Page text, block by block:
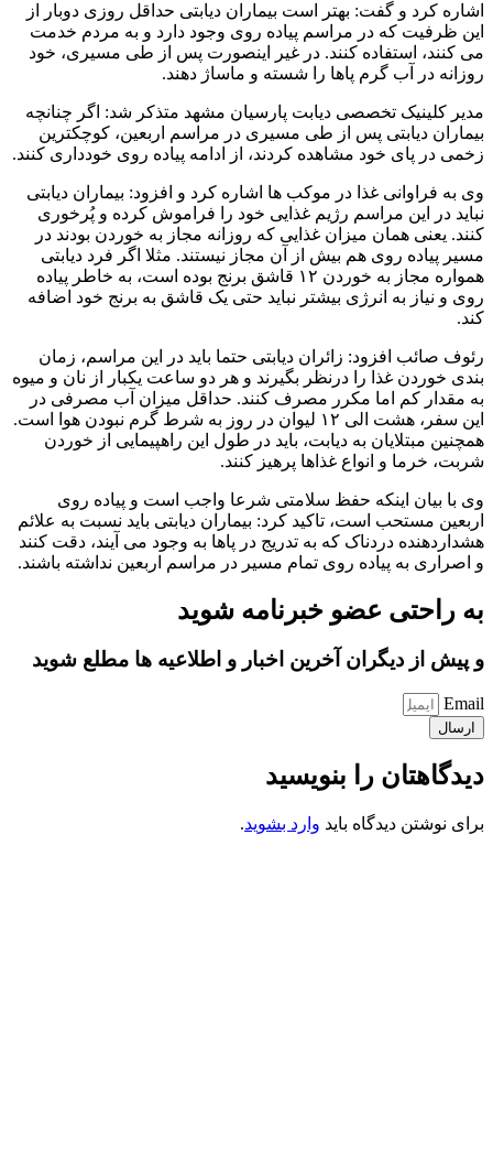
اشاره کرد و گفت: بهتر است بیماران دیابتی حداقل روزی دوبار از
این ظرفیت که در مراسم پیاده روی وجود دارد و به مردم خدمت
می کنند، استفاده کنند. در غیر اینصورت پس از طی مسیری، خود
روزانه در آب گرم پاها را شسته و ماساژ دهند.
مدیر کلینیک تخصصی دیابت پارسیان مشهد متذکر شد: اگر چنانچه
بیماران دیابتی پس از طی مسیری در مراسم اربعین، کوچکترین
زخمی در پای خود مشاهده کردند، از ادامه پیاده روی خودداری کنند.
وی به فراوانی غذا در موکب ها اشاره کرد و افزود: بیماران دیابتی
نباید در این مراسم رژیم غذایی خود را فراموش کرده و پُرخوری
کنند. یعنی همان میزان غذایی که روزانه مجاز به خوردن بودند در
مسیر پیاده روی هم بیش از آن مجاز نیستند. مثلا اگر فرد دیابتی
همواره مجاز به خوردن ۱۲ قاشق برنج بوده است، به خاطر پیاده
روی و نیاز به انرژی بیشتر نباید حتی یک قاشق به برنج خود اضافه
کند.
رئوف صائب افزود: زائران دیابتی حتما باید در این مراسم، زمان
بندی خوردن غذا را درنظر بگیرند و هر دو ساعت یکبار از نان و میوه
به مقدار کم اما مکرر مصرف کنند. حداقل میزان آب مصرفی در
این سفر، هشت الی ۱۲ لیوان در روز به شرط گرم نبودن هوا است.
همچنین مبتلایان به دیابت، باید در طول این راهپیمایی از خوردن
شربت، خرما و انواع غذاها پرهیز کنند.
وی با بیان اینکه حفظ سلامتی شرعا واجب است و پیاده روی
اربعین مستحب است، تاکید کرد: بیماران دیابتی باید نسبت به علائم
هشداردهنده دردناک که به تدریج در پاها به وجود می آیند، دقت کنند
و اصراری به پیاده روی تمام مسیر در مراسم اربعین نداشته باشند.
به راحتی عضو خبرنامه شوید
و پیش از دیگران آخرین اخبار و اطلاعیه ها مطلع شوید
Email
ارسال
دیدگاهتان را بنویسید
برای نوشتن دیدگاه باید وارد بشوید.